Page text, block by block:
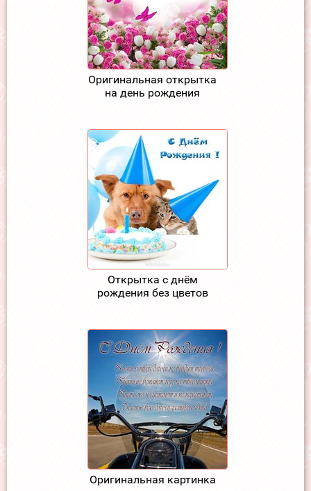
Оригинальная открытка
на день рождения
Открытка с днём
рождения без цветов
Оригинальная картинка